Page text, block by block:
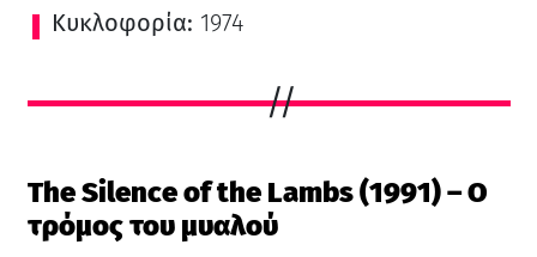
Κυκλοφορία: 1974
The Silence of the Lambs (1991) – Ο
τρόμος του μυαλού